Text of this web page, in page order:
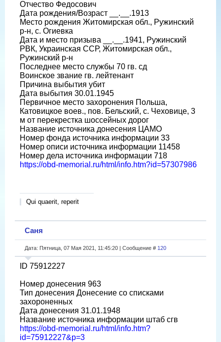
Отчество Федосович
Дата рождения/Возраст __.__.1913
Место рождения Житомирская обл., Ружинский
р-н, с. Огиевка
Дата и место призыва __.__.1941, Ружинский
РВК, Украинская ССР, Житомирская обл.,
Ружинский р-н
Последнее место службы 70 гв. сд
Воинское звание гв. лейтенант
Причина выбытия убит
Дата выбытия 30.01.1945
Первичное место захоронения Польша,
Катовицкое воев., пов. Бельский, с. Чеховице, 3
м от перекрестка шоссейных дорог
Название источника донесения ЦАМО
Номер фонда источника информации 33
Номер описи источника информации 11458
Номер дела источника информации 718
https://obd-memorial.ru/html/info.htm?id=57307986
Qui quaerit, reperit
Саня
Дата: Пятница, 07 Мая 2021, 11:45:20 | Сообщение # 120
ID 75912227
Номер донесения 963
Тип донесения Донесение со списками
захороненных
Дата донесения 31.01.1948
Название источника информации штаб сгв
https://obd-memorial.ru/html/info.htm?
id=75912227&p=3